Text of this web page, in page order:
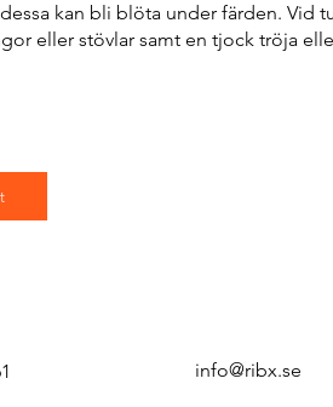
kan bli blöta under färden. Vid
eller stövlar samt en tjock tröja
info@ribx.se